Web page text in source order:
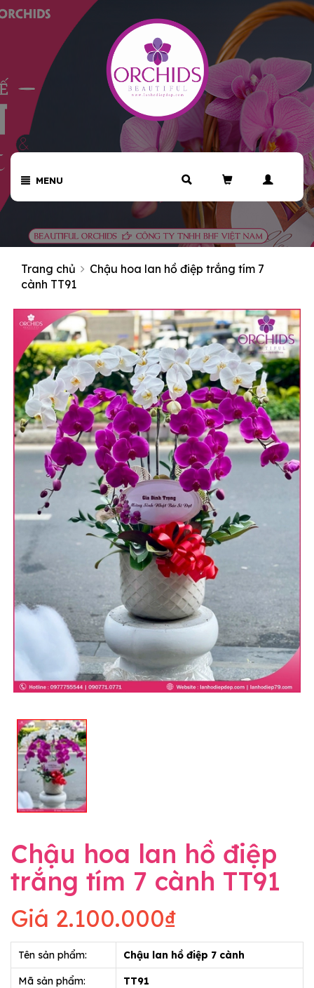
MENU
Trang chủ
Chậu hoa lan hồ điệp trắng tím 7
cành TT91
Chậu hoa lan hồ điệp
trắng tím 7 cành TT91
Giá 2.100.000₫
Tên sản phẩm: Chậu lan hồ điệp 7 cành
Mã sản phẩm: TT91